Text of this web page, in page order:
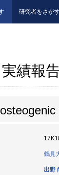
研究者をさが
績報
鶴見
出野